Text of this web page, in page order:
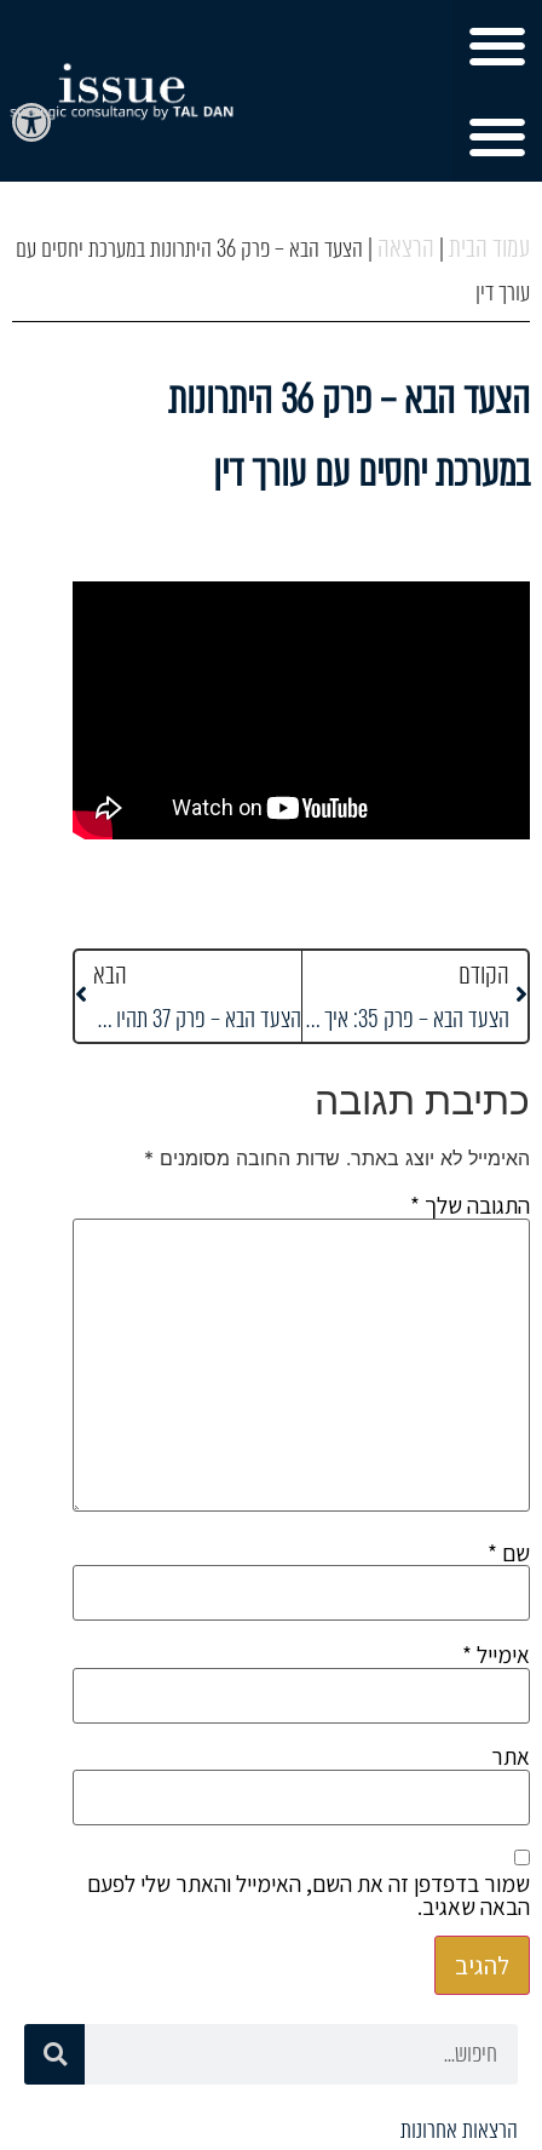
עמוד הבית| הרצאה |
הצעד הבא – פרק 36 היתרונות במערכת יחסים עם
עורך דין
הצעד הבא – פרק 36 היתרונות
במערכת יחסים עם עורך דין
הקודם
הצעד הבא – פרק 35: איך הופכים להיות הפרזנטור של העסק שלך
הבא
הצעד הבא – פרק 37 תהיו גדולים בפרטים הקטנים
כתיבת תגובה
האימייל לא יוצג באתר. שדות החובה מסומנים *
התגובה שלך *
שם *
אימייל*
אתר
שמור בדפדפן זה את השם, האימייל והאתר שלי לפעם
הבאה שאגיב.
הרצאות אחרונות